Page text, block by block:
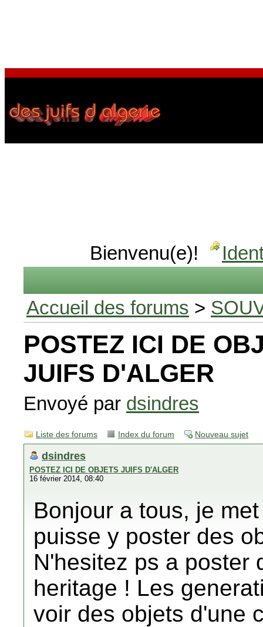
Bienvenu(e)!
Accueil des forums >
POSTEZ ICI DE
JUIFS D'ALGER
Envoyé par dsindres
Liste des forums Index du forum Nouveau sujet
dsindres
POSTEZ ICI DE OBJETS JUIFS D'ALGER
16 février 2014, 08:40
Bonjour a tous, je
puisse y poster des
N'hesitez ps a poster
heritage ! Les
voir des objets d'une